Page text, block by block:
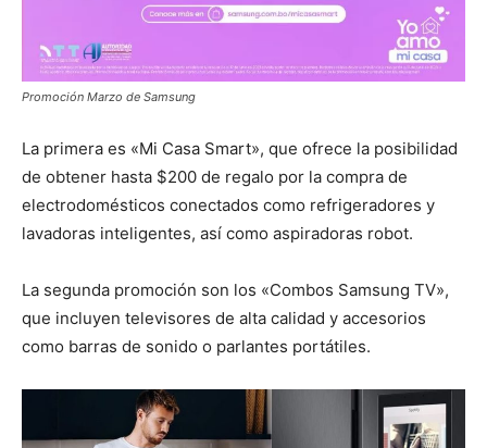
Promoción Marzo de Samsung
La primera es «Mi Casa Smart», que ofrece la posibilidad
de obtener hasta $200 de regalo por la compra de
electrodomésticos conectados como refrigeradores y
lavadoras inteligentes, así como aspiradoras robot.
La segunda promoción son los «Combos Samsung TV»,
que incluyen televisores de alta calidad y accesorios
como barras de sonido o parlantes portátiles.